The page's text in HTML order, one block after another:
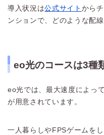
導入状況は公式サイト から
ンションで、どのような配
eo光のコースは3種
eo光では、最大速度によって
が用意されています。
一人暮らしやFPSゲームを